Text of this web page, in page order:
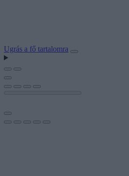
Ugrás a fő tartalomra